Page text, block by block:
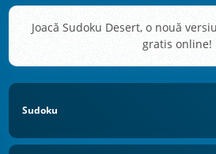
Joacă Sudoku Desert, o nouă
gratis online!
Sudoku